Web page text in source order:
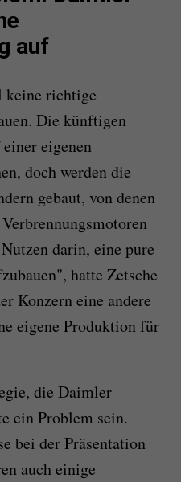
auf
keine richtige
Die künftigen
eigenen
doch werden die
gebaut, von denen
darin, eine pure
hatte Zetsche
Konzern eine andere
eigene Produktion für
die Daimler
ein Problem sein.
bei der Präsentation
auch einige